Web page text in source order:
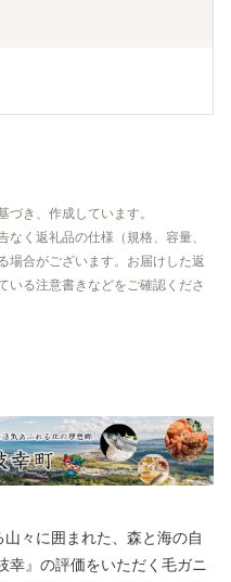
き、作成しています。
く返礼品の仕様（規格、容量、
場合がございます。お届けした返
いる注意書きなどをご確認くださ
々に囲まれた、森と海の自
幸』の評価をいただく毛ガニ